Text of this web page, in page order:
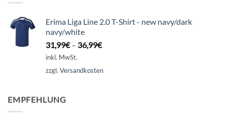
Erima Liga Line 2.0 T-Shirt - new navy/dark
navy/white
31,99€– 36,99€
inkl. MwSt.
zzgl. Versandkosten
EMPFEHLUNG